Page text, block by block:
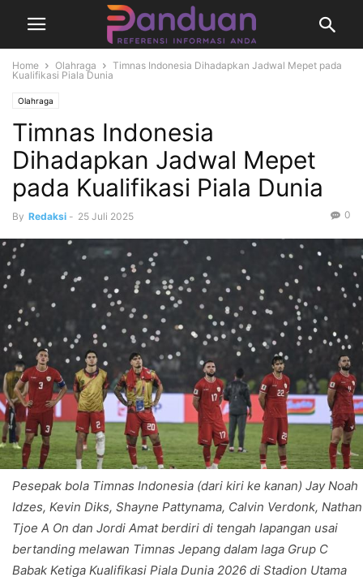
Home Olahraga
Timnas Indonesia Dihadapkan Jadwal Mepet pada
Kualifikasi Piala Dunia
Olahraga
Timnas Indonesia
Dihadapkan Jadwal Mepet
pada Kualifikasi Piala Dunia
By Redaksi - 25 Juli 2025 0
Pesepak bola Timnas Indonesia (dari kiri ke kanan) Jay Noah
Idzes, Kevin Diks, Shayne Pattynama, Calvin Verdonk, Nathan
Tjoe A On dan Jordi Amat berdiri di tengah lapangan usai
bertanding melawan Timnas Jepang dalam laga Grup C
Babak Ketiga Kualifikasi Piala Dunia 2026 di Stadion Utama